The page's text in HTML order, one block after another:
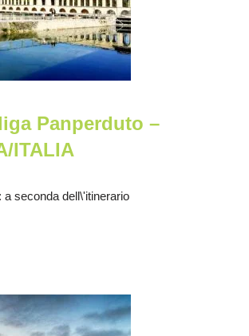
Panperduto –
ITALIA
: a seconda dell\'itinerario